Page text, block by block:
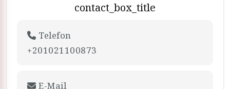
contact_box_title
Telefon
+201021100873
E-Mail